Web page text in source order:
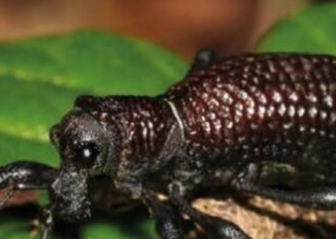
FIGURA 1.
embarcación.
El sol es la fuente primaria de
electromagnética, desde los
Curiosidades). La luz visible